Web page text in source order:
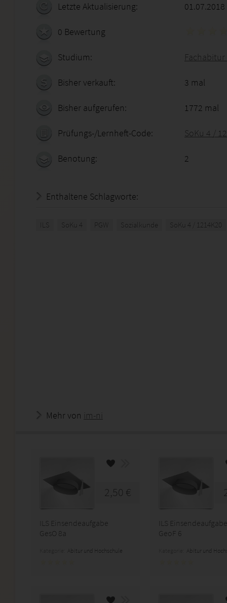
Letzte Aktualisierung: 01.07.2018
0 Bewertung
Studium: Fachabitur
Bisher verkauft: 3 mal
Bisher aufgerufen: 1772 mal
Prüfungs-/Lernheft-Code: SoKu 4 /
Benotung: 2
Enthaltene Schlagworte:
ILS SoKu 4 PGW Sozialkunde SoKu 4 / 1214K20
Mehr von im-ni
2,50 €
ILS Einsendeaufgabe
GesO 8a
Abitur und Hochschule
ILS Einsendeaufgabe
GeoF 6
Abitur und